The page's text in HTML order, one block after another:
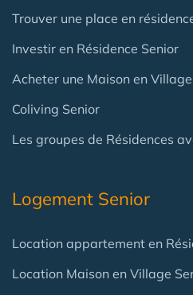
Trouver une place en
Investir en Résidence Senior
Acheter une Maison en
Coliving Senior
Les groupes de Résidences
Logement Senior
Location appartement en
Location Maison en Village